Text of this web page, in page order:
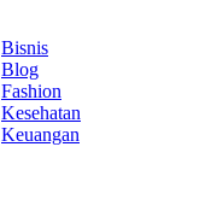
Bisnis
Blog
Fashion
Kesehatan
Keuangan